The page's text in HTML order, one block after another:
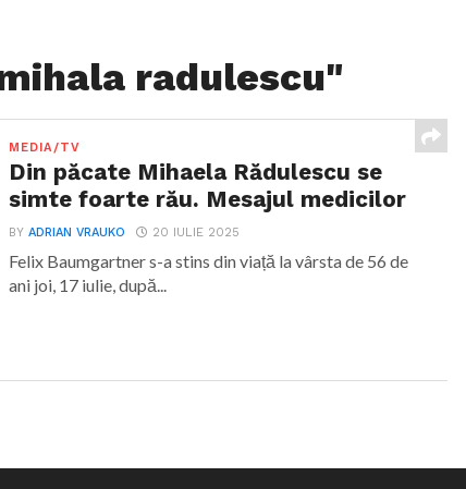
radulescu"
MEDIA/TV
Din păcate Mihaela Rădulescu se
simte foarte rău. Mesajul medicilor
BYADRIAN VRAUKO 20 IULIE 2025
Felix Baumgartner s-a stins din viață la vârsta de 56 de
ani joi, 17 iulie, după...